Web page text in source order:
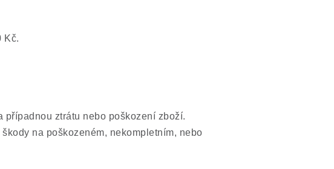
Kč.
ztrátu nebo poškození zboží.
na poškozeném, nekompletním, nebo